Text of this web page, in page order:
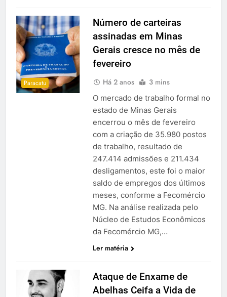
Paracatu
Número de carteiras
assinadas em Minas
Gerais cresce no mês de
fevereiro
Há 2 anos 3 mins
O mercado de trabalho formal no
estado de Minas Gerais
encerrou o mês de fevereiro
com a criação de 35.980 postos
de trabalho, resultado de
247.414 admissões e 211.434
desligamentos, este foi o maior
saldo de empregos dos últimos
meses, conforme a Fecomércio
MG. Na análise realizada pelo
Núcleo de Estudos Econômicos
da Fecomércio MG,…
Ler matéria
Ataque de Enxame de
Abelhas Ceifa a Vida de